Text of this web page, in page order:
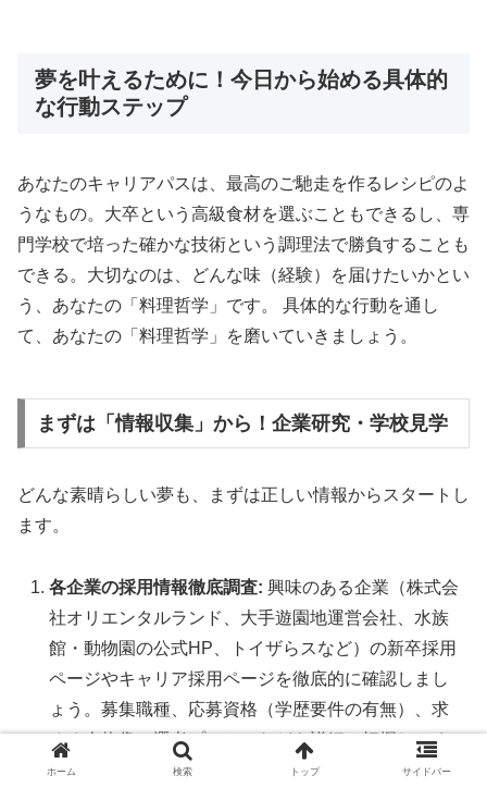
夢を叶えるために！今日から始める具体的
な行動ステップ
あなたのキャリアパスは、最高のご馳走を作るレシピのよ
うなもの。大卒という高級食材を選ぶこともできるし、専
門学校で培った確かな技術という調理法で勝負することも
できる。大切なのは、どんな味（経験）を届けたいかとい
う、あなたの「料理哲学」です。 具体的な行動を通し
て、あなたの「料理哲学」を磨いていきましょう。
まずは「情報収集」から！企業研究・学校見学
どんな素晴らしい夢も、まずは正しい情報からスタートし
ます。
各企業の採用情報徹底調査: 興味のある企業（株式会
社オリエンタルランド、大手遊園地運営会社、水族
館・動物園の公式HP、トイザらスなど）の新卒採用
ページやキャリア採用ページを徹底的に確認しまし
ょう。募集職種、応募資格（学歴要件の有無）、求
める人物像、選考プロセスなどを詳細に把握してく
ださい。企業によっては、インターンシップ情報も
ホーム 検索 トップ サイドバー